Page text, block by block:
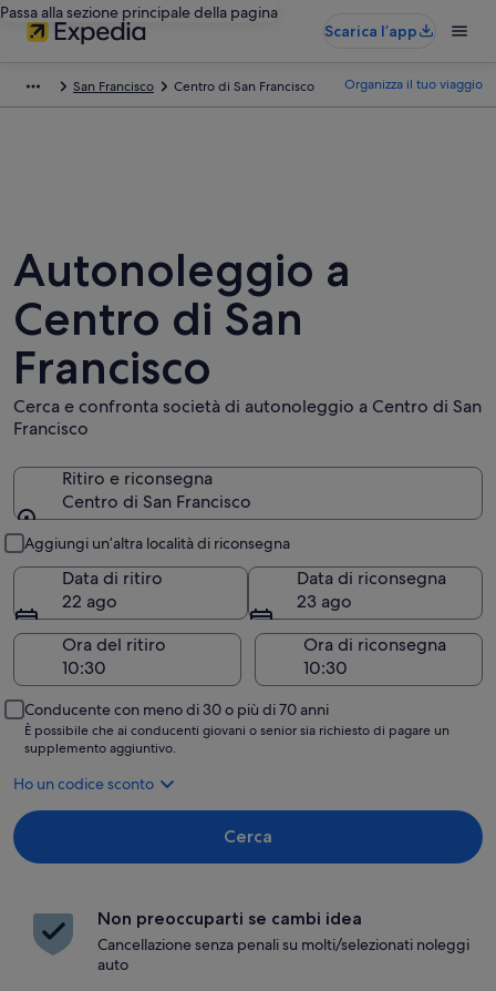
Passa alla sezione principale della pagina
Scarica l’app
San Francisco Centro di San Francisco Organizza il tuo viaggio
Autonoleggio a
Centro di San
Francisco
Cerca e confronta società di autonoleggio a Centro di San
Francisco
Ritiro e riconsegna
Centro di San Francisco
Aggiungi un’altra località di riconsegna
Data di ritiro
22 ago
Data di riconsegna
23 ago
Ora del ritiro
Ora di riconsegna
Conducente con meno di 30 o più di 70 anni
È possibile che ai conducenti giovani o senior sia richiesto di pagare un
supplemento aggiuntivo.
Ho un codice sconto
Cerca
Non preoccuparti se cambi idea
Cancellazione senza penali su molti/selezionati noleggi
auto